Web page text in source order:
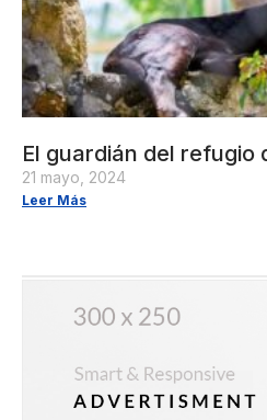
El guardián del refugio
21 mayo, 2024
Leer Más